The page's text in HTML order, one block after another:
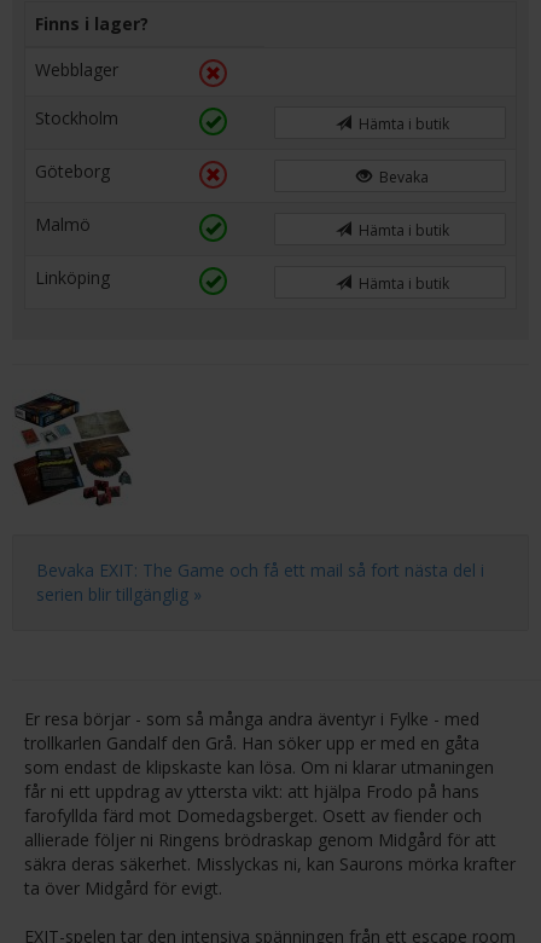
Finns i lager?
Webblager
Stockholm Hämta i butik
Göteborg Bevaka
Malmö Hämta i butik
Linköping Hämta i butik
Bevaka EXIT: The Game och få ett mail så fort nästa del i
serien blir tillgänglig »
Er resa börjar - som så många andra äventyr i Fylke - med
trollkarlen Gandalf den Grå. Han söker upp er med en gåta
som endast de klipskaste kan lösa. Om ni klarar utmaningen
får ni ett uppdrag av yttersta vikt: att hjälpa Frodo på hans
farofyllda färd mot Domedagsberget. Osett av fiender och
allierade följer ni Ringens brödraskap genom Midgård för att
säkra deras säkerhet. Misslyckas ni, kan Saurons mörka krafter
ta över Midgård för evigt.
EXIT-spelen tar den intensiva spänningen från ett escape room